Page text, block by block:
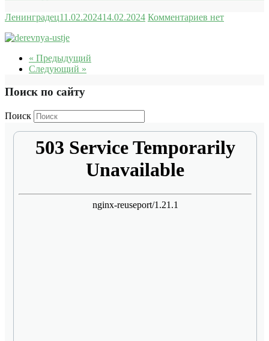
Ленинградец11.02.202414.02.2024 Комментариев нет
« Предыдущий
Следующий »
Поиск по сайту
Поиск